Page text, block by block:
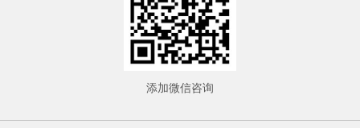
添加微信咨询